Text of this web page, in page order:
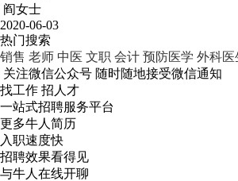
阎女士
2020-06-03
热门搜索
销售 老师 中医 文职 会计 预防医学 外科医
关注微信公众号 随时随地接受微信通知
找工作 招人才
一站式招聘服务平台
更多牛人简历
入职速度快
招聘效果看得见
与牛人在线开聊